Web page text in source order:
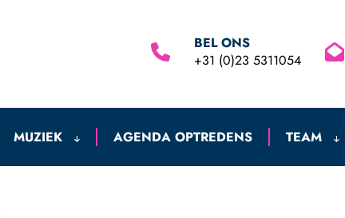
BEL ONS
+31 (0)23 5311054
MUZIEK AGENDA OPTREDENS TEAM